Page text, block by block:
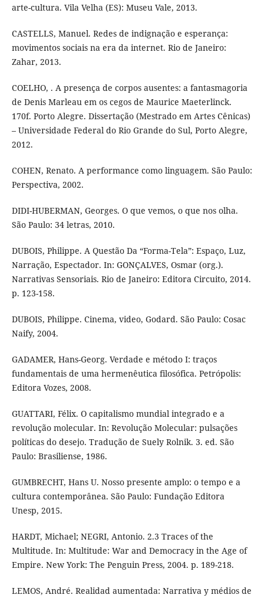
arte-cultura. Vila Velha (ES): Museu Vale, 2013.
CASTELLS, Manuel. Redes de indignação e esperança:
movimentos sociais na era da internet. Rio de Janeiro:
Zahar, 2013.
COELHO, . A presença de corpos ausentes: a fantasmagoria
de Denis Marleau em os cegos de Maurice Maeterlinck.
170f. Porto Alegre. Dissertação (Mestrado em Artes Cênicas)
– Universidade Federal do Rio Grande do Sul, Porto Alegre,
2012.
COHEN, Renato. A performance como linguagem. São Paulo:
Perspectiva, 2002.
DIDI-HUBERMAN, Georges. O que vemos, o que nos olha.
São Paulo: 34 letras, 2010.
DUBOIS, Philippe. A Questão Da “Forma-Tela”: Espaço, Luz,
Narração, Espectador. In: GONÇALVES, Osmar (org.).
Narrativas Sensoriais. Rio de Janeiro: Editora Circuito, 2014.
p. 123-158.
DUBOIS, Philippe. Cinema, video, Godard. São Paulo: Cosac
Naify, 2004.
GADAMER, Hans-Georg. Verdade e método I: traços
fundamentais de uma hermenêutica filosófica. Petrópolis:
Editora Vozes, 2008.
GUATTARI, Félix. O capitalismo mundial integrado e a
revolução molecular. In: Revolução Molecular: pulsações
políticas do desejo. Tradução de Suely Rolnik. 3. ed. São
Paulo: Brasiliense, 1986.
GUMBRECHT, Hans U. Nosso presente amplo: o tempo e a
cultura contemporânea. São Paulo: Fundação Editora
Unesp, 2015.
HARDT, Michael; NEGRI, Antonio. 2.3 Traces of the
Multitude. In: Multitude: War and Democracy in the Age of
Empire. New York: The Penguin Press, 2004. p. 189-218.
LEMOS, André. Realidad aumentada: Narrativa y médios de